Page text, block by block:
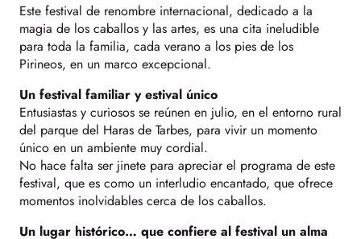
Este festival de renombre internacional, dedicado a la
magia de los caballos y las artes, es una cita ineludible
para toda la familia, cada verano a los pies de los
Pirineos, en un marco excepcional.
Un festival familiar y estival único
Entusiastas y curiosos se reúnen en julio, en el entorno rural
del parque del Haras de Tarbes, para vivir un momento
único en un ambiente muy cordial.
No hace falta ser jinete para apreciar el programa de este
festival, que es como un interludio encantado, que ofrece
momentos inolvidables cerca de los caballos.
Un lugar histórico… que confiere al festival un alma